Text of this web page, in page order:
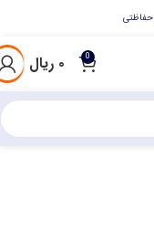
0 ۰ ریال